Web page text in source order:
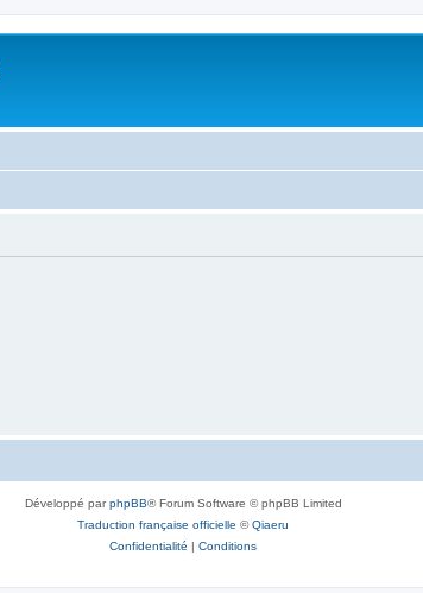
Développé parphpBB® Forum Software © phpBB Limited
Traduction française officielle ©Qiaeru
Confidentialité | Conditions